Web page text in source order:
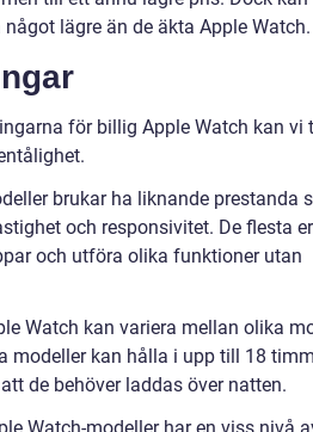
lägre än de äkta Apple Watch.
för billig Apple Watch kan vi
brukar ha liknande prestanda
och responsivitet. De flesta
och utföra olika funktioner utan
Watch kan variera mellan olika
modeller kan hålla i upp till 18
de behöver laddas över natten.